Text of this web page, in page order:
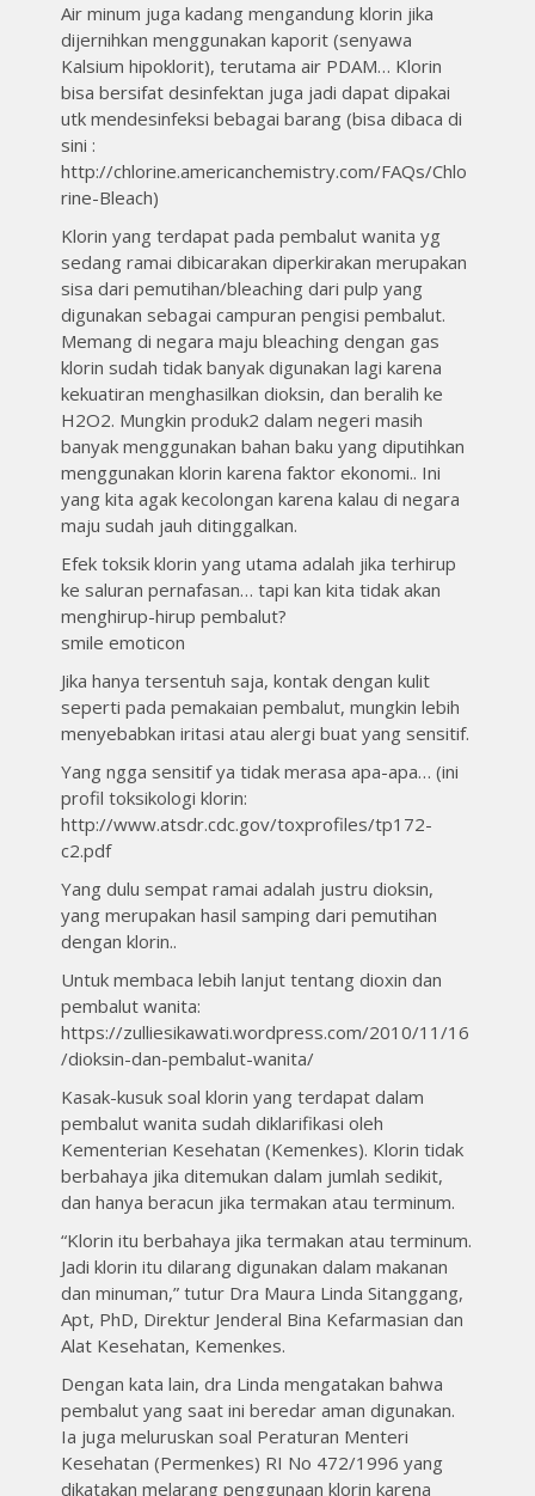
Air minum juga kadang mengandung klorin jika
dijernihkan menggunakan kaporit (senyawa
Kalsium hipoklorit), terutama air PDAM… Klorin
bisa bersifat desinfektan juga jadi dapat dipakai
utk mendesinfeksi bebagai barang (bisa dibaca di
sini :
http://chlorine.americanchemistry.com/FAQs/Chlo
rine-Bleach)
Klorin yang terdapat pada pembalut wanita yg
sedang ramai dibicarakan diperkirakan merupakan
sisa dari pemutihan/bleaching dari pulp yang
digunakan sebagai campuran pengisi pembalut.
Memang di negara maju bleaching dengan gas
klorin sudah tidak banyak digunakan lagi karena
kekuatiran menghasilkan dioksin, dan beralih ke
H2O2. Mungkin produk2 dalam negeri masih
banyak menggunakan bahan baku yang diputihkan
menggunakan klorin karena faktor ekonomi.. Ini
yang kita agak kecolongan karena kalau di negara
maju sudah jauh ditinggalkan.
Efek toksik klorin yang utama adalah jika terhirup
ke saluran pernafasan… tapi kan kita tidak akan
menghirup-hirup pembalut?
smile emoticon
Jika hanya tersentuh saja, kontak dengan kulit
seperti pada pemakaian pembalut, mungkin lebih
menyebabkan iritasi atau alergi buat yang sensitif.
Yang ngga sensitif ya tidak merasa apa-apa… (ini
profil toksikologi klorin:
http://www.atsdr.cdc.gov/toxprofiles/tp172-
c2.pdf
Yang dulu sempat ramai adalah justru dioksin,
yang merupakan hasil samping dari pemutihan
dengan klorin..
Untuk membaca lebih lanjut tentang dioxin dan
pembalut wanita:
https://zulliesikawati.wordpress.com/2010/11/16
/dioksin-dan-pembalut-wanita/
Kasak-kusuk soal klorin yang terdapat dalam
pembalut wanita sudah diklarifikasi oleh
Kementerian Kesehatan (Kemenkes). Klorin tidak
berbahaya jika ditemukan dalam jumlah sedikit,
dan hanya beracun jika termakan atau terminum.
“Klorin itu berbahaya jika termakan atau terminum.
Jadi klorin itu dilarang digunakan dalam makanan
dan minuman,” tutur Dra Maura Linda Sitanggang,
Apt, PhD, Direktur Jenderal Bina Kefarmasian dan
Alat Kesehatan, Kemenkes.
Dengan kata lain, dra Linda mengatakan bahwa
pembalut yang saat ini beredar aman digunakan.
Ia juga meluruskan soal Peraturan Menteri
Kesehatan (Permenkes) RI No 472/1996 yang
dikatakan melarang penggunaan klorin karena